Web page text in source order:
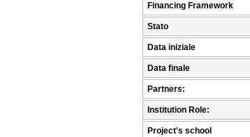
Financing Framework
Stato
Data iniziale
Data finale
Partners:
Institution Role:
Project's school